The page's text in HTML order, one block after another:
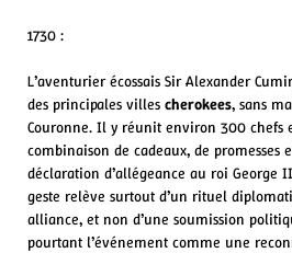
1730 :
L’aventurier écossais Sir Alexander
des principales villes cherokees, sans
Couronne. Il y réunit environ 300 chefs
combinaison de cadeaux, de promesses
déclaration d’allégeance au roi George
geste relève surtout d’un rituel
alliance, et non d’une soumission
pourtant l’événement comme une